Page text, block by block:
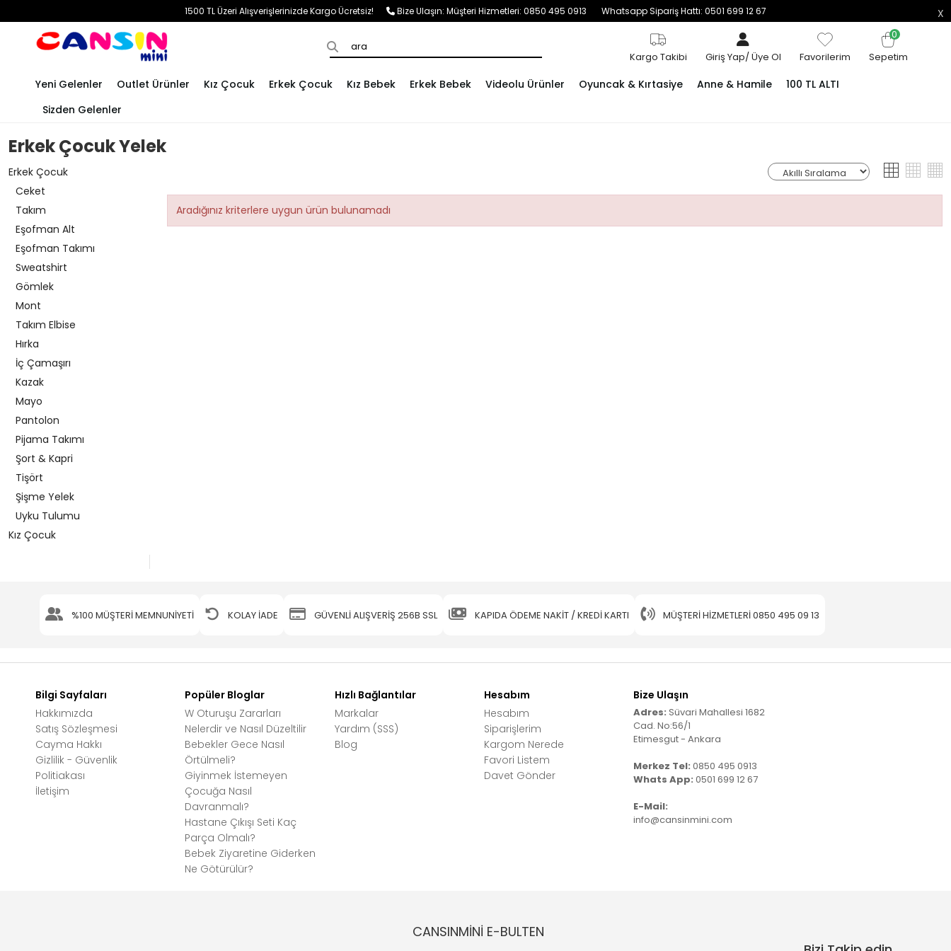
1500 TL Üzeri Alışverişlerinizde Kargo Ücretsiz! Bize Ulaşın: Müşteri Hizmetleri: 0850 495 0913 Whatsapp Sipariş Hattı: 0501 699 12 67
Kargo Takibi Giriş Yap/Üye Ol Favorilerim
0
Sepetim
Yeni Gelenler Outlet Ürünler Kız Çocuk Erkek Çocuk Kız Bebek Erkek Bebek Videolu Ürünler Oyuncak & Kırtasiye Anne & Hamile
100 TL ALTI
Sizden Gelenler
Erkek Çocuk Yelek
Erkek Çocuk
Ceket
Takım
Eşofman Alt
Eşofman Takımı
Sweatshirt
Gömlek
Mont
Takım Elbise
Hırka
İç Çamaşırı
Kazak
Mayo
Pantolon
Pijama Takımı
Şort & Kapri
Tişört
Şişme Yelek
Uyku Tulumu
Kız Çocuk
Aradığınız kriterlere uygun ürün bulunamadı
%100 MÜŞTERİ MEMNUNİYETİ KOLAY İADE GÜVENLİ ALIŞVERİŞ 256B SSL KAPIDA ÖDEME NAKİT / KREDİ KARTI MÜŞTERI HIZMETLERI0850 495 09 13
Bilgi Sayfaları
Hakkımızda
Satış Sözleşmesi
Cayma Hakkı
Gizlilik - Güvenlik
Politiakası
İletişim
Popüler Bloglar
W Oturuşu Zararları
Nelerdir ve Nasıl Düzeltilir
Bebekler Gece Nasıl
Örtülmeli?
Giyinmek İstemeyen
Çocuğa Nasıl
Davranmalı?
Hastane Çıkışı Seti Kaç
Parça Olmalı?
Bebek Ziyaretine Giderken
Ne Götürülür?
Hızlı Bağlantılar
Markalar
Yardım (SSS)
Blog
Hesabım
Hesabım
Siparişlerim
Kargom Nerede
Favori Listem
Davet Gönder
Bize Ulaşın
Adres: Süvari Mahallesi 1682
Cad. No:56/1
Etimesgut - Ankara
Merkez Tel: 0850 495 0913
Whats App: 0501 699 12 67
E-Mail:
info@cansinmini.com
CANSINMİNİ E-BULTEN